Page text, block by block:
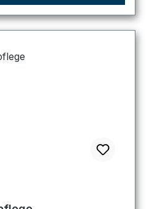
Bewertung von 5 von 5 Sternen